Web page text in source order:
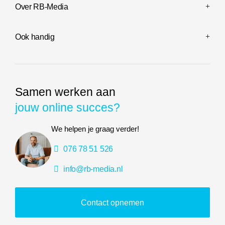
Samen werken aan
jouw online succes?
We helpen je graag verder!
076 78 51 526
info@rb-media.nl
Contact opnemen
Over RB-Media
Ook handig